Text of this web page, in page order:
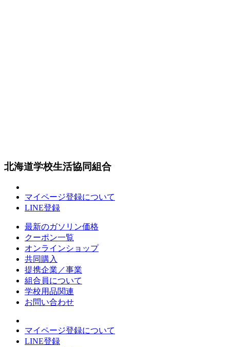
北海道学校生活協同組合
マイページ登録について
LINE登録
最新のガソリン価格
クーポン一覧
オンラインショップ
共同購入
提携企業／事業
組合員について
学校用品関連
お問い合わせ
マイページ登録について
LINE登録